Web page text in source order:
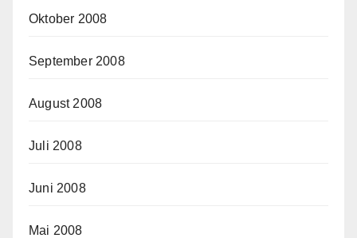
Oktober 2008
September 2008
August 2008
Juli 2008
Juni 2008
Mai 2008